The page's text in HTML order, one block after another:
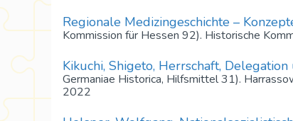
Regionale Medizingeschichte –
Kommission für Hessen 92). Historische
Kikuchi, Shigeto, Herrschaft,
Germaniae Historica, Hilfsmittel 31).
2022